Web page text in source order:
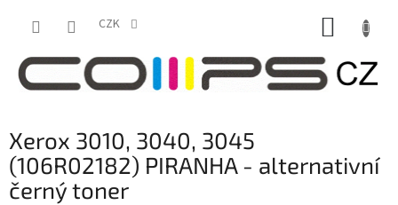
CZK
Xerox 3010, 3040, 3045
(106R02182) PIRANHA - alternativní
černý toner